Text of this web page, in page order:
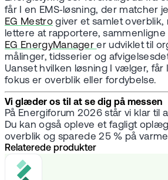
får I en EMS‑løsning, der matcher
EG Mestrogiver et samlet overblik,
lettere at rapportere,
EG EnergyManagerer udviklet til
målinger, tidsserier og
Uanset hvilken løsning I vælger,
fokus er overblik eller fordybelse.
Vi glæder os til at se dig på messen
På Energiforum 2026 står vi klar til
Du kan også opleve et fagligt
overblik og sparede 25 % på
Relaterede produkter